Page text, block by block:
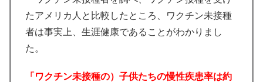
たアメリカ人と比較したところ、ワクチン未接種
者は事実上、生涯健康であることがわかりまし
た。
「ワクチン未接種の）子供たちの慢性疾患率は約